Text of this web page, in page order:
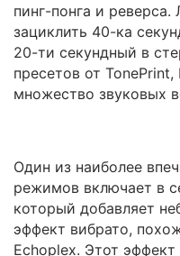
пинг-понга и
зациклить 40-ка
20-ти секундный в
пресетов от
множество звуковых
Один из наиболее
режимов включает в
который добавляет
эффект вибрато,
Echoplex. Этот эффект